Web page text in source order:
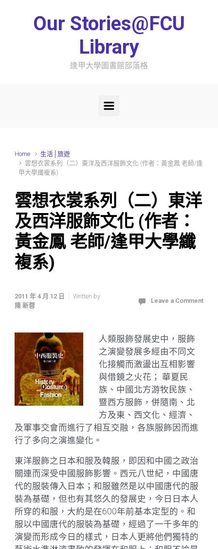
Our Stories@FCU
Library
逢甲大學圖書館部落格
Home
生活│旅遊
雲想衣裳系列（二）東洋及西洋服飾文化 (作者：黃金鳳 老師/逢
甲大學纖複系)
雲想衣裳系列（二）東洋
及西洋服飾文化 (作者：
黃金鳳 老師/逢甲大學纖
複系)
2011 年 4 月 12 日
Written by
陳 新蓉
Leave a Comment
人類服飾發展史中，服飾
之演變發展多經由不同文
化接觸而激盪出互相影響
與借鏡之火花； 華夏民
族、中國北方游牧民族、
暨西方服飾，併隨南、北
方及東、西文化、經濟、
及軍事交會而進行了相互交融，各族服飾因而進
行了多向之演進變化。
東洋服飾之日本和服及韓服，即因和中國之政治
關連而深受中國服飾影響。西元八世紀，中國唐
代的服裝傳入日本；和服雖然是以中國唐代的服
裝為基礎，但也有其悠久的發展史，今日日本人
所穿的和服，大約是在600年前基本定型的。和
服以中國唐代的服裝為基礎，經過了一千多年的
演變而形成今日的樣式，日本人更將他們獨特的